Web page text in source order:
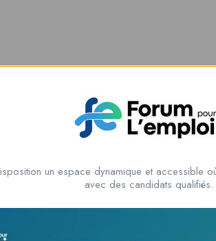
un espace dynamique et accessible
avec des candidats qualifiés.